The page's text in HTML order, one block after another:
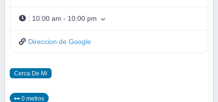
: 10:00 am - 10:00 pm
Direccion de Google
Cerca De Mí
0 metros